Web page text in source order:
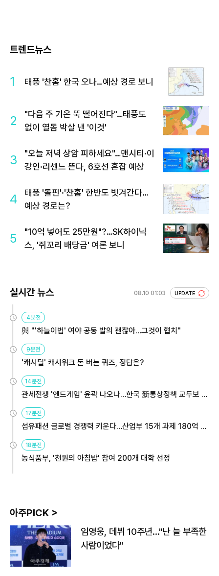
트렌드뉴스
1 태풍 '찬홈' 한국 오나…예상 경로 보니
2
"다음 주 기온 뚝 떨어진다"…태풍도
없이 열돔 박살 낸 '이것'
3
"오늘 저녁 상암 피하세요"…맨시티·이
강인·리센느 뜬다, 6호선 혼잡 예상
4
태풍 '돌핀'·'찬홈' 한반도 빗겨간다…
예상 경로는?
5
"10억 넣어도 25만원"?…SK하이닉
스, '쥐꼬리 배당금' 여론 보니
실시간 뉴스 08.10 01:03 UPDATE
4분전
與 "'하늘이법' 여야 공동 발의 괜찮아…그것이 협치"
9분전
'캐시딜' 캐시워크 돈 버는 퀴즈, 정답은?
14분전
관세전쟁 '엔드게임' 윤곽 나오나…한국 新통상정책 교두보 활
용해야
17분전
섬유패션 글로벌 경쟁력 키운다…산업부 15개 과제 180억 지
원
18분전
농식품부, '천원의 아침밥' 참여 200개 대학 선정
아주PICK >
임영웅, 데뷔 10주년…"난 늘 부족한
사람이었다"